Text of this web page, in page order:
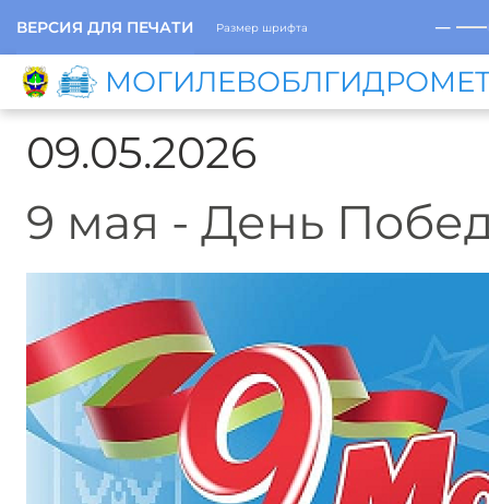
ВЕРСИЯ ДЛЯ ПЕЧАТИ Размер шрифта ─
09.05.2026
9 мая - День